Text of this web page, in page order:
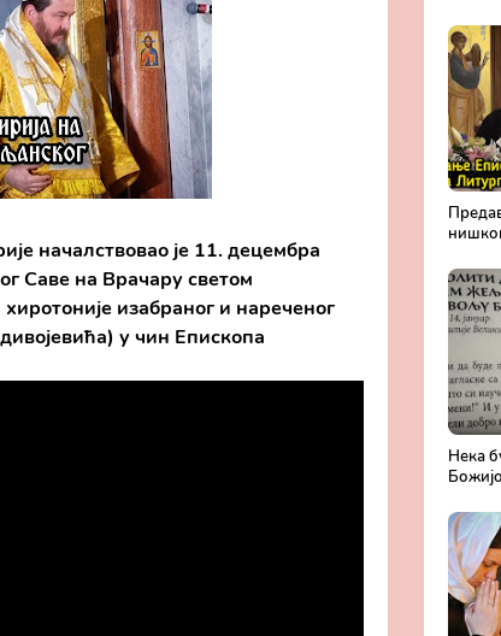
началствовао је 11. децембра
Саве на Врачару светом
изабраног и нареченог
у чин Епископа
Нека
сваки